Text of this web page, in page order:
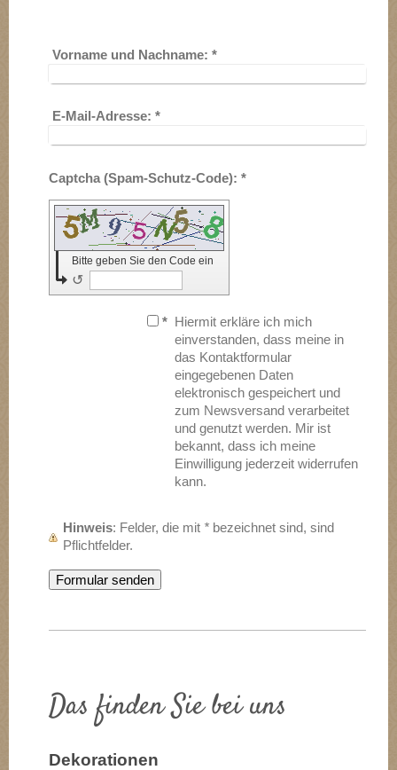
Vorname und Nachname: *
E-Mail-Adresse: *
Captcha (Spam-Schutz-Code): *
Bitte geben Sie den Code ein
↺
* Hiermit erkläre ich mich
einverstanden, dass meine in
das Kontaktformular
eingegebenen Daten
elektronisch gespeichert und
zum Newsversand verarbeitet
und genutzt werden. Mir ist
bekannt, dass ich meine
Einwilligung jederzeit widerrufen
kann.
Hinweis : Felder, die mit * bezeichnet sind, sind
Pflichtfelder.
Das finden Sie bei uns
Dekorationen